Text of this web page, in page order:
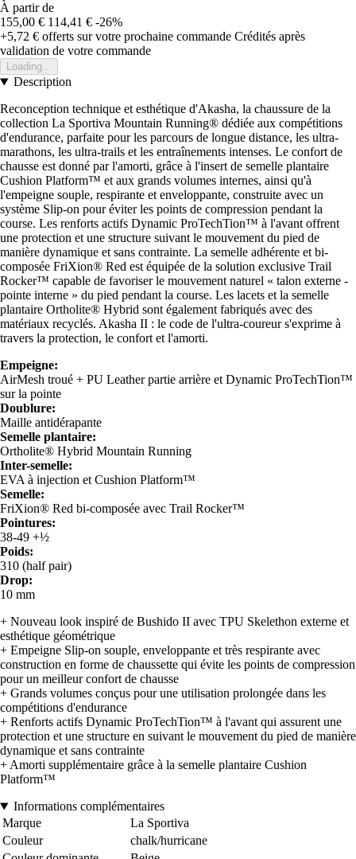
À partir de
155,00 € 114,41 € -26%
+5,72 € offerts sur votre prochaine commande Crédités après
validation de votre commande
Loading...
Description
Reconception technique et esthétique d'Akasha, la chaussure de la
collection La Sportiva Mountain Running® dédiée aux compétitions
d'endurance, parfaite pour les parcours de longue distance, les ultra-
marathons, les ultra-trails et les entraînements intenses. Le confort de
chausse est donné par l'amorti, grâce à l'insert de semelle plantaire
Cushion Platform™ et aux grands volumes internes, ainsi qu'à
l'empeigne souple, respirante et enveloppante, construite avec un
système Slip-on pour éviter les points de compression pendant la
course. Les renforts actifs Dynamic ProTechTion™ à l'avant offrent
une protection et une structure suivant le mouvement du pied de
manière dynamique et sans contrainte. La semelle adhérente et bi-
composée FriXion® Red est équipée de la solution exclusive Trail
Rocker™ capable de favoriser le mouvement naturel « talon externe -
pointe interne » du pied pendant la course. Les lacets et la semelle
plantaire Ortholite® Hybrid sont également fabriqués avec des
matériaux recyclés. Akasha II : le code de l'ultra-coureur s'exprime à
travers la protection, le confort et l'amorti.
Empeigne:
AirMesh troué + PU Leather partie arrière et Dynamic ProTechTion™
sur la pointe
Doublure:
Maille antidérapante
Semelle plantaire:
Ortholite® Hybrid Mountain Running
Inter-semelle:
EVA à injection et Cushion Platform™
Semelle:
FriXion® Red bi-composée avec Trail Rocker™
Pointures:
38-49 +½
Poids:
310 (half pair)
Drop:
10 mm
+ Nouveau look inspiré de Bushido II avec TPU Skelethon externe et
esthétique géométrique
+ Empeigne Slip-on souple, enveloppante et très respirante avec
construction en forme de chaussette qui évite les points de compression
pour un meilleur confort de chausse
+ Grands volumes conçus pour une utilisation prolongée dans les
compétitions d'endurance
+ Renforts actifs Dynamic ProTechTion™ à l'avant qui assurent une
protection et une structure en suivant le mouvement du pied de manière
dynamique et sans contrainte
+ Amorti supplémentaire grâce à la semelle plantaire Cushion
Platform™
Informations complémentaires
Marque
La Sportiva
Couleur
chalk/hurricane